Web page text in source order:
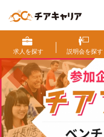
ア
フ
ェ
ス」
参
加
企
業
見！
求人を探す 説明会を探す